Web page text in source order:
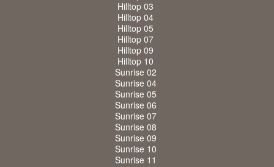
Hilltop 03
Hilltop 04
Hilltop 05
Hilltop 07
Hilltop 09
Hilltop 10
Sunrise 02
Sunrise 04
Sunrise 05
Sunrise 06
Sunrise 07
Sunrise 08
Sunrise 09
Sunrise 10
Sunrise 11